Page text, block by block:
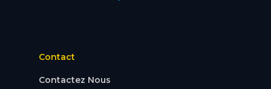
Contact
Contactez Nous